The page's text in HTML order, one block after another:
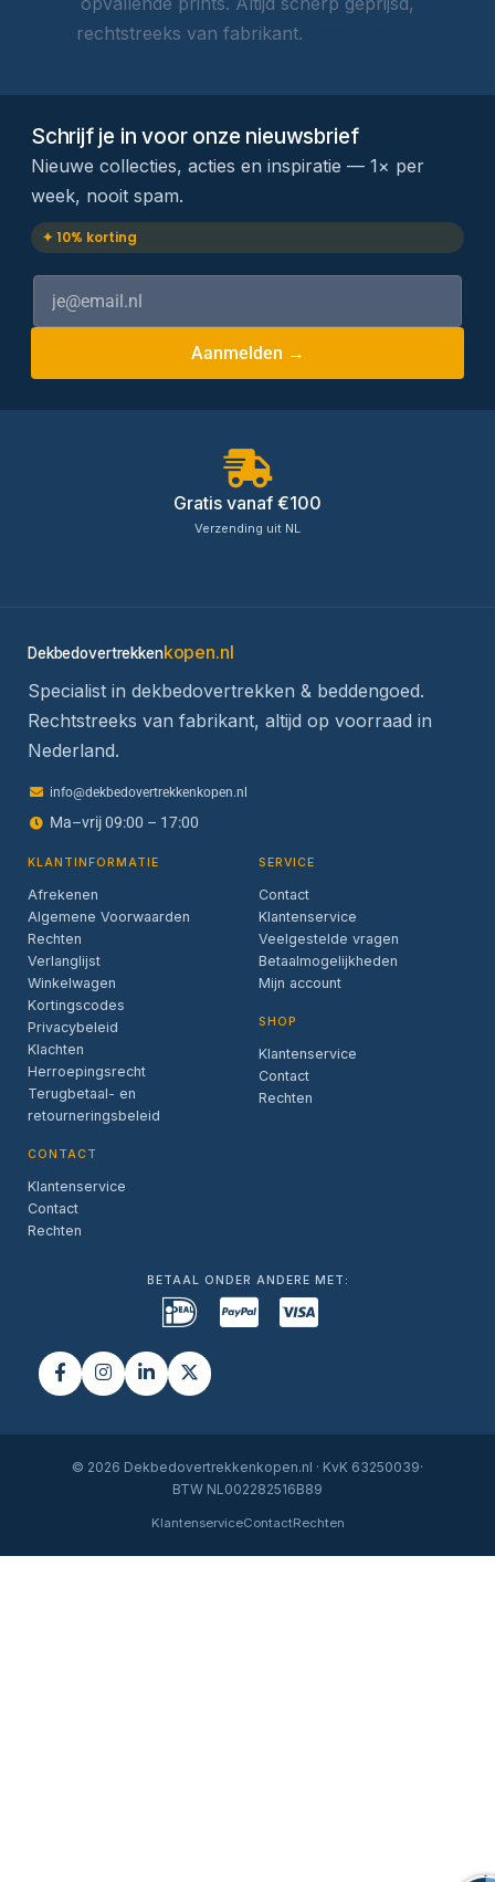
rechtstreeks van fabrikant.
Schrijf je in voor onze nieuwsbrief
Nieuwe collecties, acties en inspiratie — 1× per
week, nooit spam.
✦ 10% korting
Aanmelden →
Gratis vanaf €100
Verzending uit NL
Dekbedovertrekkenkopen.nl
Specialist in dekbedovertrekken & beddengoed.
Rechtstreeks van fabrikant, altijd op voorraad in
Nederland.
info@dekbedovertrekkenkopen.nl
Ma–vrij 09:00 – 17:00
KLANTINFORMATIE
Afrekenen
Algemene Voorwaarden
Rechten
Verlanglijst
Winkelwagen
Kortingscodes
Privacybeleid
Klachten
Herroepingsrecht
Terugbetaal- en
retourneringsbeleid
CONTACT
Klantenservice
Contact
Rechten
SERVICE
Contact
Klantenservice
Veelgestelde vragen
Betaalmogelijkheden
Mijn account
SHOP
Klantenservice
Contact
Rechten
BETAAL ONDER ANDERE MET:
© 2026 Dekbedovertrekkenkopen.nl · KvK 63250039·
BTW NL002282516B89
KlantenserviceContactRechten